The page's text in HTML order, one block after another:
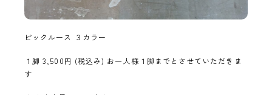
ピックルース ３カラー
１脚 3,500円 (税込み) お一人様１脚までとさせていただきま
す